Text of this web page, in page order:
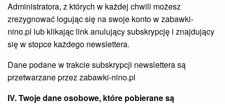
Administratora, z których w każdej chwili możesz
zrezygnować logując się na swoje konto w zabawki-
nino.pl lub klikając link anulujący subskrypcję i znajdujący
się w stopce każdego newslettera.
Dane podane w trakcie subskrypcji newslettera są
przetwarzane przez zabawki-nino.pl
IV. Twoje dane osobowe, które pobierane są